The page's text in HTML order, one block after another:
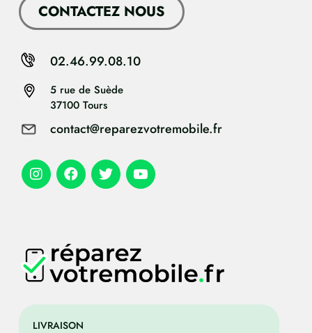
LIVRAISON
CONTACTEZ NOUS
5 rue de Suède
37100 Tours
contact@reparezvotremobile.fr
02.46.99.08.10